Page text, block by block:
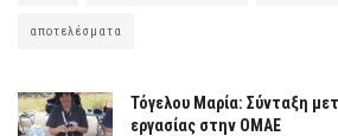
αποτελέσματα
Τόγελου Μαρία: Σύνταξη
εργασίας στην ΟΜΑΕ